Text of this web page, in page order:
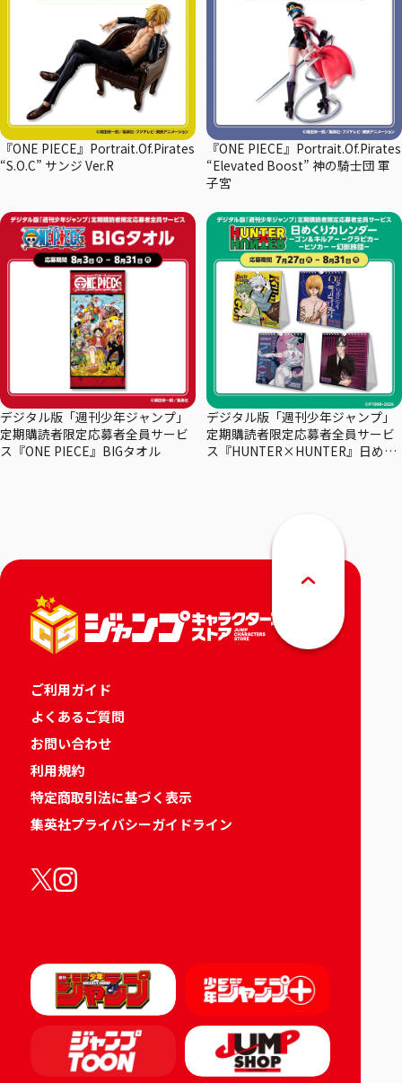
『ONE PIECE』Portrait.Of.Pirates
“S.O.C” サンジ Ver.R
『ONE PIECE』Portrait.Of.Pirates
“Elevated Boost” 神の騎士団 軍
子宮
デジタル版「週刊少年ジャンプ」
定期購読者限定応募者全員サービ
ス『ONE PIECE』BIGタオル
デジタル版「週刊少年ジャンプ」
定期購読者限定応募者全員サービ
ス『HUNTER×HUNTER』日めく
ご利用ガイド
よくあるご質問
お問い合わせ
利用規約
特定商取引法に基づく表示
集英社プライバシーガイドライン